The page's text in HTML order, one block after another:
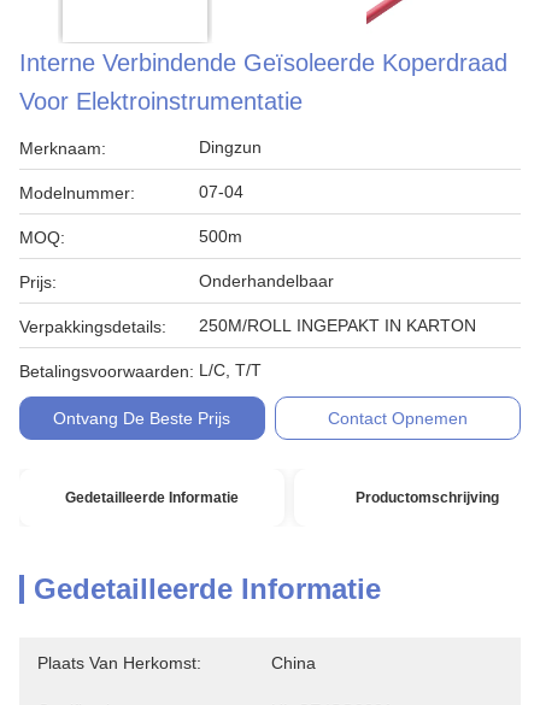
Interne Verbindende Geïsoleerde Koperdraad
Voor Elektroinstrumentatie
Merknaam: Dingzun
Modelnummer: 07-04
MOQ: 500m
Prijs: Onderhandelbaar
Verpakkingsdetails: 250M/ROLL INGEPAKT IN KARTON
Betalingsvoorwaarden: L/C, T/T
Ontvang De Beste Prijs Contact Opnemen
Gedetailleerde Informatie Productomschrijving
Gedetailleerde Informatie
Plaats Van Herkomst: China